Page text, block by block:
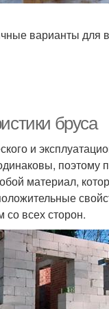
варианты
бруса
и
материал,
со всех сторон.